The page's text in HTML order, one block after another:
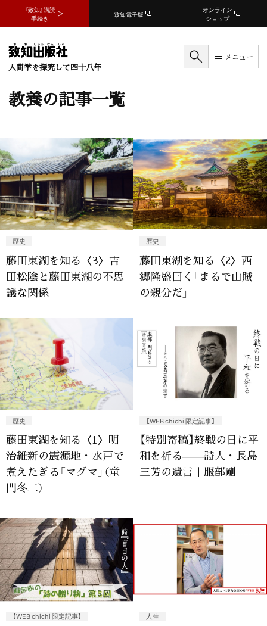
『致知』購読
手続き
致知電子版
オンライン
ショップ
人間学を探究して四十八年
メニュー
教養の記事一覧
歴史
藤田東湖を知る〈3〉吉
田松陰と藤田東湖の不思
議な関係
歴史
藤田東湖を知る〈2〉西
郷隆盛曰く「まるで山賊
の親分だ」
歴史
藤田東湖を知る〈1〉明
治維新の震源地・水戸で
煮えたぎる「マグマ」（童
門冬二）
【WEB chichi 限定記事】
【特別寄稿】終戦の日に平
和を祈る——詩人・長島
三芳の遺言｜服部剛
【WEB chichi 限定記事】 人生